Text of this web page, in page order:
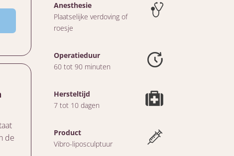
de
Anesthesie
Plaatselijke verdoving of
roesje
Operatieduur
60 tot 90 minuten
Hersteltijd
7 tot 10 dagen
Product
Vibro-liposculptuur